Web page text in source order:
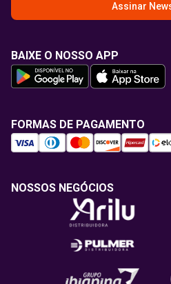
Assinar
BAIXE O NOSSO APP
FORMAS DE PAGAMENTO
NOSSOS NEGÓCIOS